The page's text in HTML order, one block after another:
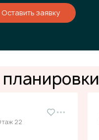
Оставить заявку
22